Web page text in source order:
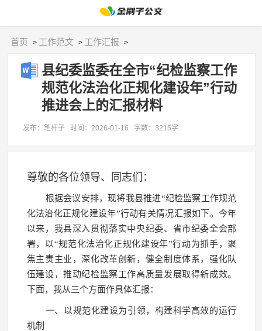
首页 > 工作范文 > 工作汇报 >
县纪委监委在全市“纪检监察工作
规范化法治化正规化建设年”行动
推进会上的汇报材料
发布：笔杆子 时间：2026-01-16 字数：3215字
尊敬的各位领导、同志们：
根据会议安排，现将我县推进“纪检监察工作规范
化法治化正规化建设年”行动有关情况汇报如下。今年
以来，我县深入贯彻落实中央纪委、省市纪委全会部
署，以“规范化法治化正规化建设年”行动为抓手，聚
焦主责主业，深化改革创新，健全制度体系，强化队
伍建设，推动纪检监察工作高质量发展取得新成效。
下面，我从三个方面作具体汇报：
一、以规范化建设为引领，构建科学高效的运行
机制